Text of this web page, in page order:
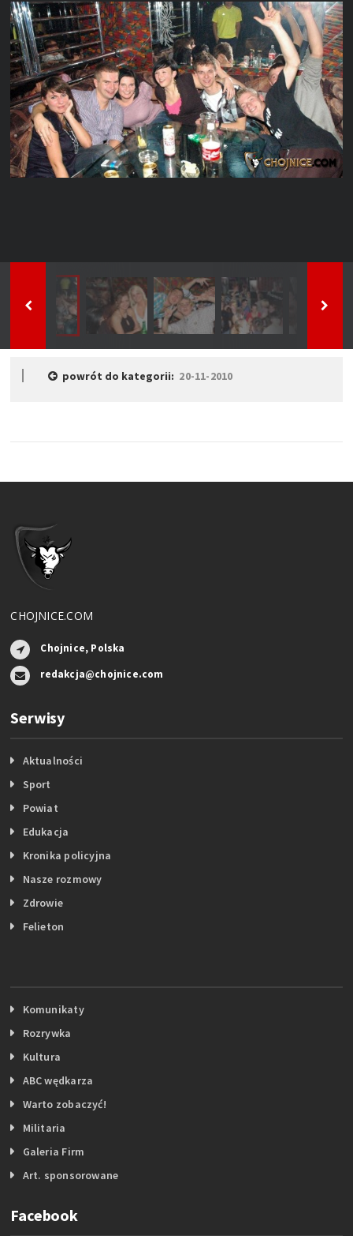
powrót do kategorii: 20-11-2010
CHOJNICE.COM
Chojnice, Polska
redakcja@chojnice.com
Serwisy
Aktualności
Sport
Powiat
Edukacja
Kronika policyjna
Nasze rozmowy
Zdrowie
Felieton
Komunikaty
Rozrywka
Kultura
ABC wędkarza
Warto zobaczyć!
Militaria
Galeria Firm
Art. sponsorowane
Facebook